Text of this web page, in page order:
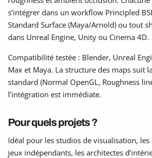
s’intégrer dans un workflow Principled
Standard Surface (Maya/Arnold) ou tout
dans Unreal Engine, Unity ou Cinema 4D.
Compatibilité testée : Blender, Unreal
Max et Maya. La structure des maps suit
standard (Normal OpenGL, Roughness
l’intégration est immédiate.
Pour quels projets ?
Idéal pour les studios de visualisation,
jeux indépendants, les architectes